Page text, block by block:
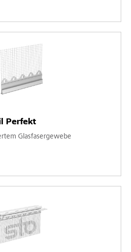
Perfekt
Glasfasergewebe